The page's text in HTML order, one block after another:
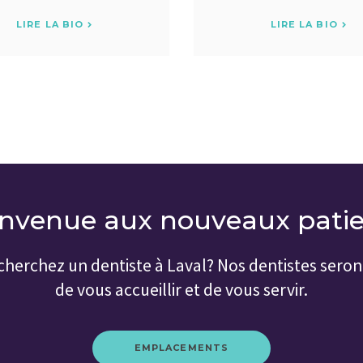
LIRE LA BIO LIRE LA BIO
aux nouveaux
un dentiste à Laval? Nos dentistes
de vous accueillir et de vous servir.
EMPLACEMENTS